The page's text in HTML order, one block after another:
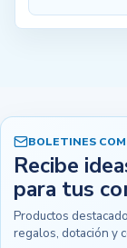
BOLETINES
Recibe
para tus
Productos
regalos, dotación y